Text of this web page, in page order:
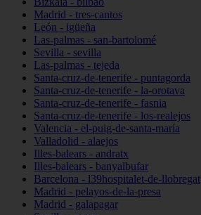
Madrid - tres-cantos
León - igüeña
Las-palmas - san-bartolomé
Sevilla - sevilla
Las-palmas - tejeda
Santa-cruz-de-tenerife - puntagorda
Santa-cruz-de-tenerife - la-orotava
Santa-cruz-de-tenerife - fasnia
Santa-cruz-de-tenerife - los-realejos
Valencia - el-puig-de-santa-maría
Valladolid - alaejos
Illes-balears - andratx
Illes-balears - banyalbufar
Barcelona - l39hospitalet-de-llobregat
Madrid - pelayos-de-la-presa
Madrid - galapagar